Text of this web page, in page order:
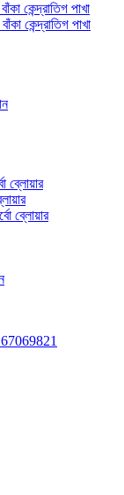
কেন্দ্রাতিগ পাখা
কেন্দ্রাতিগ পাখা
ব্লোয়ার
ব্লোয়ার